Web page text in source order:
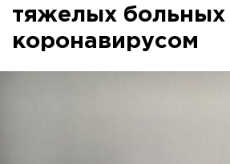
тяжелых больных
коронавирусом